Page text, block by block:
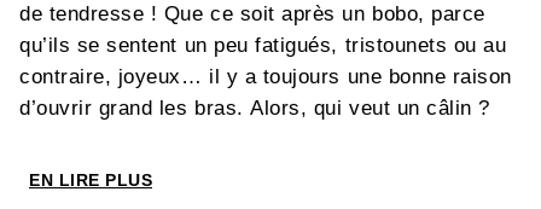
de tendresse ! Que ce soit après un bobo, parce
qu’ils se sentent un peu fatigués, tristounets ou au
contraire, joyeux… il y a toujours une bonne raison
d’ouvrir grand les bras. Alors, qui veut un câlin ?
EN LIRE PLUS